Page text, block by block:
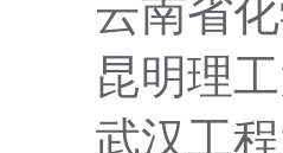
昆明理
武汉工